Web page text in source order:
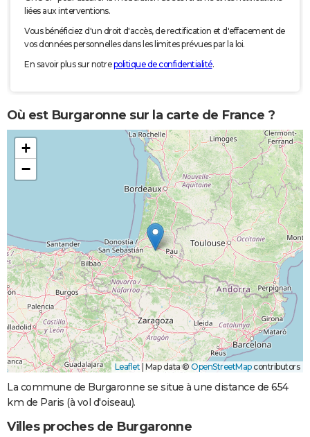
liées aux interventions.
Vous bénéficiez d'un droit d'accès, de rectification et d'effacement de
vos données personnelles dans les limites prévues par la loi.
En savoir plus sur notrepolitique de confidentialité.
Où est Burgaronne sur la carte de France ?
+
−
Leaflet Map data ©OpenStreetMapcontributors
La commune de Burgaronne se situe à une distance de 654
km de Paris (à vol d'oiseau).
Villes proches de Burgaronne